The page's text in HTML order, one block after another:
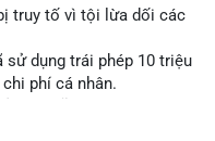
truy tố vì tội lừa dối các
sử dụng trái phép 10 triệu
phí cá nhân.